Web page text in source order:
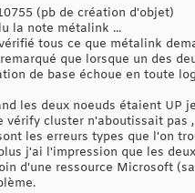
(pb de création d'objet)
la note métalink ...
tous ce que métalink
que lorsque un des
de base échoue en toute
les deux noeuds étaient UP
vérify cluster n'aboutissait pas
les erreurs types que l'on
j'ai l'impression que les
d'une ressource Microsoft